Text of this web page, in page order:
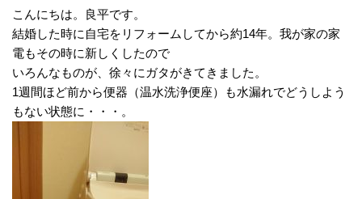
こんにちは。良平です。
結婚した時に自宅をリフォームしてから約14年。我が家の家
電もその時に新しくしたので
いろんなものが、徐々にガタがきてきました。
1週間ほど前から便器（温水洗浄便座）も水漏れでどうしよう
もない状態に・・・。